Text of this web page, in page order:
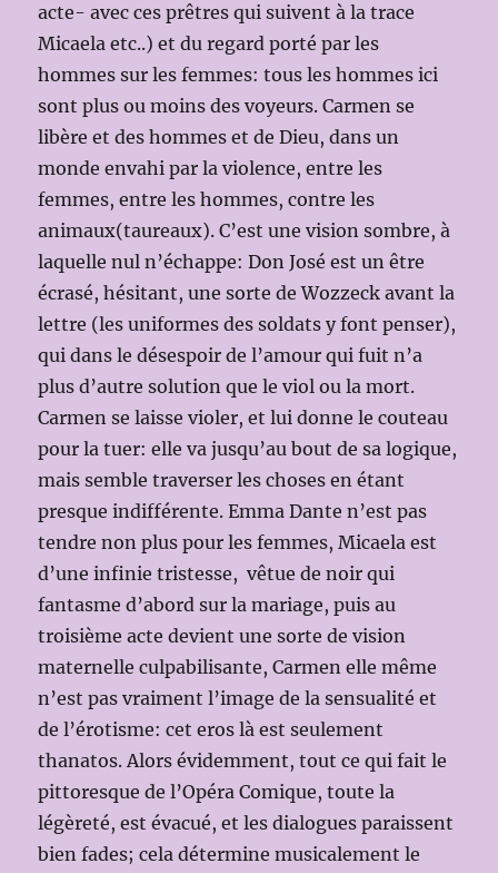
acte- avec ces prêtres qui suivent à la trace
Micaela etc..) et du regard porté par les
hommes sur les femmes: tous les hommes ici
sont plus ou moins des voyeurs. Carmen se
libère et des hommes et de Dieu, dans un
monde envahi par la violence, entre les
femmes, entre les hommes, contre les
animaux(taureaux). C’est une vision sombre, à
laquelle nul n’échappe: Don José est un être
écrasé, hésitant, une sorte de Wozzeck avant la
lettre (les uniformes des soldats y font penser),
qui dans le désespoir de l’amour qui fuit n’a
plus d’autre solution que le viol ou la mort.
Carmen se laisse violer, et lui donne le couteau
pour la tuer: elle va jusqu’au bout de sa logique,
mais semble traverser les choses en étant
presque indifférente. Emma Dante n’est pas
tendre non plus pour les femmes, Micaela est
d’une infinie tristesse, vêtue de noir qui
fantasme d’abord sur la mariage, puis au
troisième acte devient une sorte de vision
maternelle culpabilisante, Carmen elle même
n’est pas vraiment l’image de la sensualité et
de l’érotisme: cet eros là est seulement
thanatos. Alors évidemment, tout ce qui fait le
pittoresque de l’Opéra Comique, toute la
légèreté, est évacué, et les dialogues paraissent
bien fades; cela détermine musicalement le